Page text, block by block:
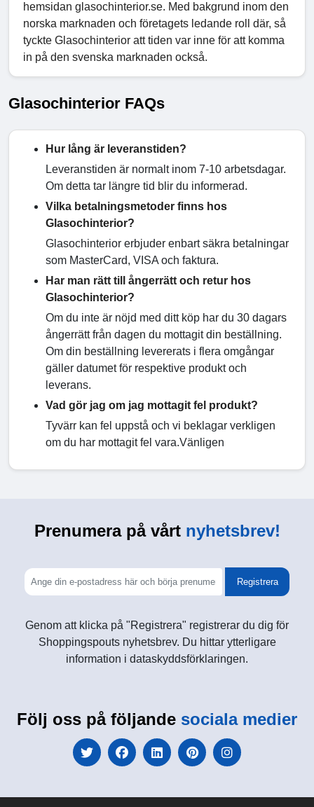
hemsidan glasochinterior.se. Med bakgrund inom den
norska marknaden och företagets ledande roll där, så
tyckte Glasochinterior att tiden var inne för att komma
in på den svenska marknaden också.
Glasochinterior FAQs
Hur lång är leveranstiden?
Leveranstiden är normalt inom 7-10 arbetsdagar.
Om detta tar längre tid blir du informerad.
Vilka betalningsmetoder finns hos
Glasochinterior?
Glasochinterior erbjuder enbart säkra betalningar
som MasterCard, VISA och faktura.
Har man rätt till ångerrätt och retur hos
Glasochinterior?
Om du inte är nöjd med ditt köp har du 30 dagars
ångerrätt från dagen du mottagit din beställning.
Om din beställning levererats i flera omgångar
gäller datumet för respektive produkt och
leverans.
Vad gör jag om jag mottagit fel produkt?
Tyvärr kan fel uppstå och vi beklagar verkligen
om du har mottagit fel vara.Vänligen
Prenumera på vårtnyhetsbrev!
Registrera
Genom att klicka på "Registrera" registrerar du dig för
Shoppingspouts nyhetsbrev. Du hittar ytterligare
information i dataskyddsförklaringen.
Följ oss på följande sociala medier